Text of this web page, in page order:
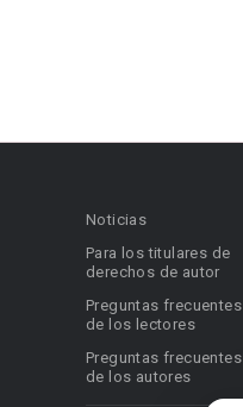
Noticias
Para los titulares de
derechos de autor
Preguntas frecuentes
de los lectores
Preguntas frecuentes
de los autores